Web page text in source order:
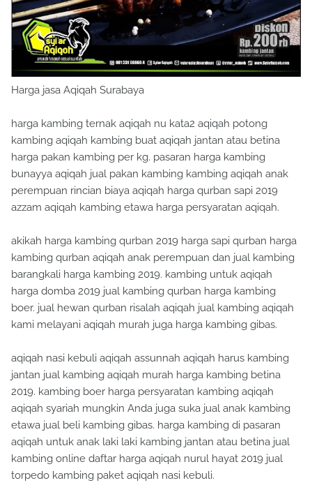
Harga jasa Aqiqah Surabaya
harga kambing ternak aqiqah nu kata2 aqiqah potong
kambing aqiqah kambing buat aqiqah jantan atau betina
harga pakan kambing per kg. pasaran harga kambing
bunayya aqiqah jual pakan kambing kambing aqiqah anak
perempuan rincian biaya aqiqah harga qurban sapi 2019
azzam aqiqah kambing etawa harga persyaratan aqiqah.
akikah harga kambing qurban 2019 harga sapi qurban harga
kambing qurban aqiqah anak perempuan dan jual kambing
barangkali harga kambing 2019. kambing untuk aqiqah
harga domba 2019 jual kambing qurban harga kambing
boer. jual hewan qurban risalah aqiqah jual kambing aqiqah
kami melayani aqiqah murah juga harga kambing gibas.
aqiqah nasi kebuli aqiqah assunnah aqiqah harus kambing
jantan jual kambing aqiqah murah harga kambing betina
2019. kambing boer harga persyaratan kambing aqiqah
aqiqah syariah mungkin Anda juga suka jual anak kambing
etawa jual beli kambing gibas. harga kambing di pasaran
aqiqah untuk anak laki laki kambing jantan atau betina jual
kambing online daftar harga aqiqah nurul hayat 2019 jual
torpedo kambing paket aqiqah nasi kebuli.